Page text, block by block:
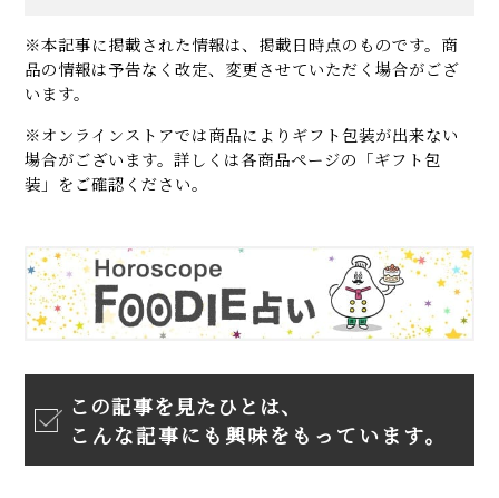
※本記事に掲載された情報は、掲載日時点のものです。商
品の情報は予告なく改定、変更させていただく場合がござ
います。
※オンラインストアでは商品によりギフト包装が出来ない
場合がございます。詳しくは各商品ページの「ギフト包
装」をご確認ください。
この記事を見たひとは、
こんな記事にも興味をもっています。